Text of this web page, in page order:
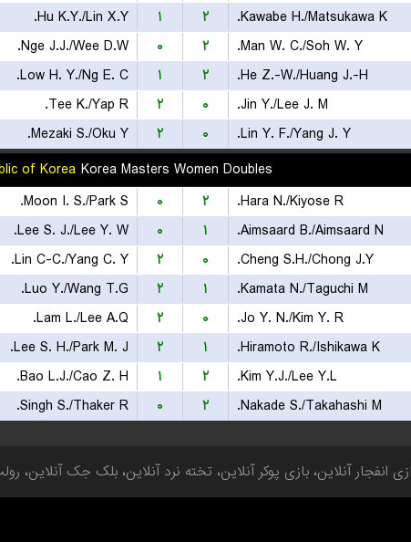
Hu K.Y./Lin X.Y.
۱ ۲ Kawabe H./Matsukawa K.
Nge J.J./Wee D.W.
۰ ۲ Man W. C./Soh W. Y.
Low H. Y./Ng E. C.
۱ ۲ He Z.-W./Huang J.-H.
Tee K./Yap R.
۲ ۰ Jin Y./Lee J. M.
Mezaki S./Oku Y.
۲ ۰ Lin Y. F./Yang J. Y.
of Korea Korea Masters Women Doubles
Moon I. S./Park S.
۰ ۲ Hara N./Kiyose R.
Lee S. J./Lee Y. W.
۰ ۱ Aimsaard B./Aimsaard N.
Lin C-C./Yang C. Y.
۲ ۰ Cheng S.H./Chong J.Y.
Luo Y./Wang T.G.
۲ ۱ Kamata N./Taguchi M.
Lam L./Lee A.Q.
۲ ۰ Jo Y. N./Kim Y. R.
Lee S. H./Park M. J.
۲ ۱ Hiramoto R./Ishikawa K.
Bao L.J./Cao Z. H.
۱ ۲ Kim Y.J./Lee Y.L.
Singh S./Thaker R.
۰ ۲ Nakade S./Takahashi M.
آنلاین، بازی پوکر آنلاین، تخته نرد آنلاین، بلک جک آنلاین،